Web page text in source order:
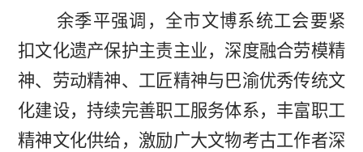
余季平强调，全市文博系统工会要紧
扣文化遗产保护主责主业，深度融合劳模精
神、劳动精神、工匠精神与巴渝优秀传统文
化建设，持续完善职工服务体系，丰富职工
精神文化供给，激励广大文物考古工作者深